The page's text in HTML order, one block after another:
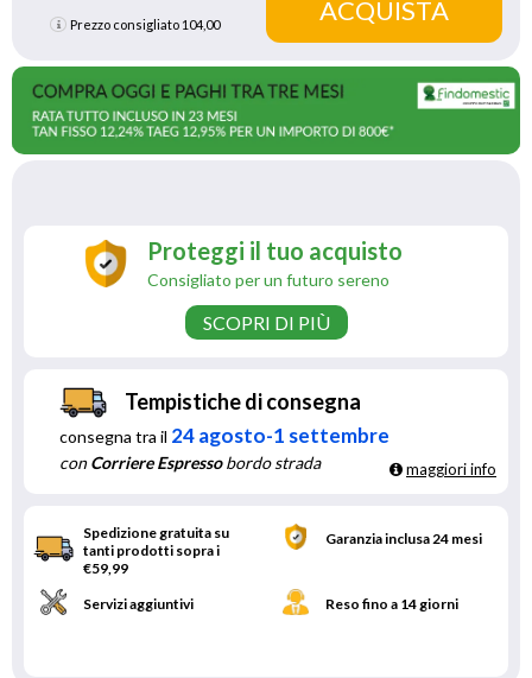
Prezzo consigliato 104,00
Proteggi il tuo acquisto
Consigliato per un futuro sereno
SCOPRI DI PIÙ
Tempistiche di consegna
consegna tra il 24 agosto-1 settembre
conCorriere Espressobordo strada maggiori info
Spedizione gratuita su
tanti prodotti sopra i
€59,99
Garanzia inclusa 24 mesi
Servizi aggiuntivi Reso fino a 14 giorni